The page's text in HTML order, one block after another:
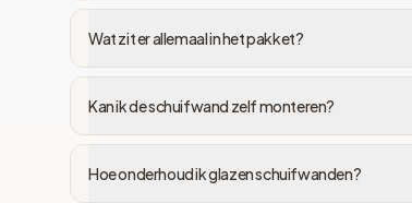
Wat zit er allemaal in het pakket?
Kan ik de schuifwand zelf monteren?
Hoe onderhoud ik glazen schuifwanden?